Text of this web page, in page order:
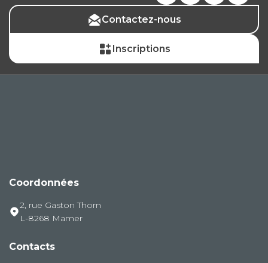
Contactez-nous
Inscriptions
Coordonnées
2, rue Gaston Thorn
L-8268 Mamer
Contacts